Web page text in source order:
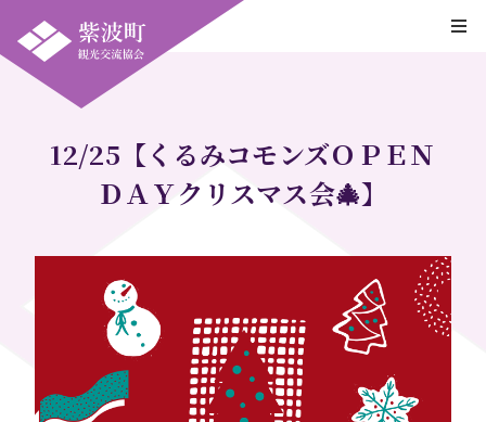
12/25【くるみコモンズＯＰＥＮ
ＤＡＹクリスマス会🎄】